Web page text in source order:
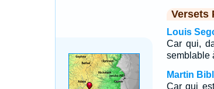
Versets
Louis
Car qui,
semblable
Martin
Car qui